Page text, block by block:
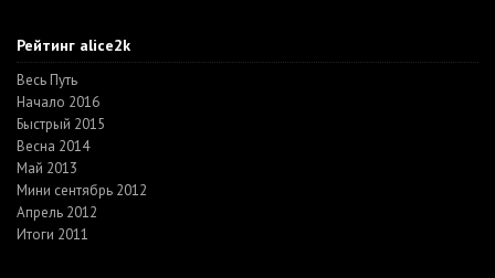
Рейтинг alice2k
Весь Путь
Начало 2016
Быстрый 2015
Весна 2014
Май 2013
Мини сентябрь 2012
Апрель 2012
Итоги 2011